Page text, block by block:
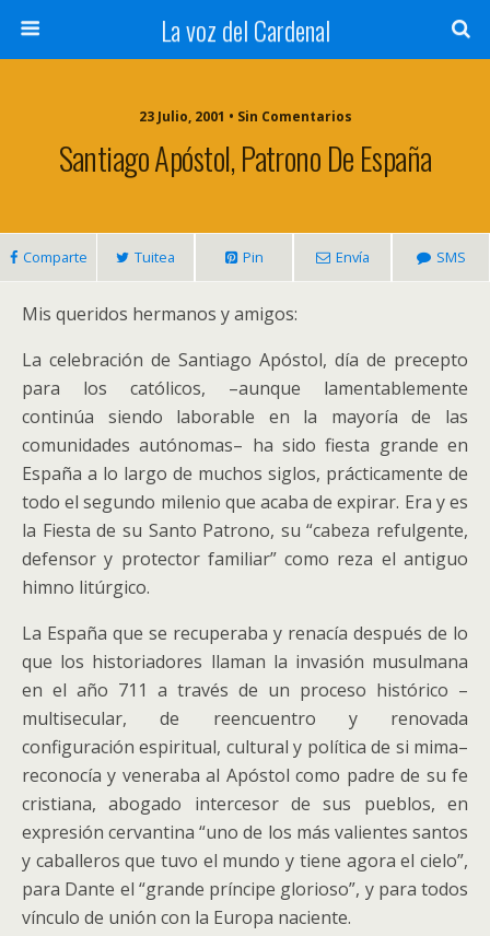
La voz del Cardenal
23 Julio, 2001 • Sin Comentarios
Santiago Apóstol, Patrono De España
Comparte Tuitea Pin Envía SMS
Mis queridos hermanos y amigos:
La celebración de Santiago Apóstol, día de precepto
para los católicos, –aunque lamentablemente
continúa siendo laborable en la mayoría de las
comunidades autónomas– ha sido fiesta grande en
España a lo largo de muchos siglos, prácticamente de
todo el segundo milenio que acaba de expirar. Era y es
la Fiesta de su Santo Patrono, su “cabeza refulgente,
defensor y protector familiar” como reza el antiguo
himno litúrgico.
La España que se recuperaba y renacía después de lo
que los historiadores llaman la invasión musulmana
en el año 711 a través de un proceso histórico –
multisecular, de reencuentro y renovada
configuración espiritual, cultural y política de si mima–
reconocía y veneraba al Apóstol como padre de su fe
cristiana, abogado intercesor de sus pueblos, en
expresión cervantina “uno de los más valientes santos
y caballeros que tuvo el mundo y tiene agora el cielo”,
para Dante el “grande príncipe glorioso”, y para todos
vínculo de unión con la Europa naciente.